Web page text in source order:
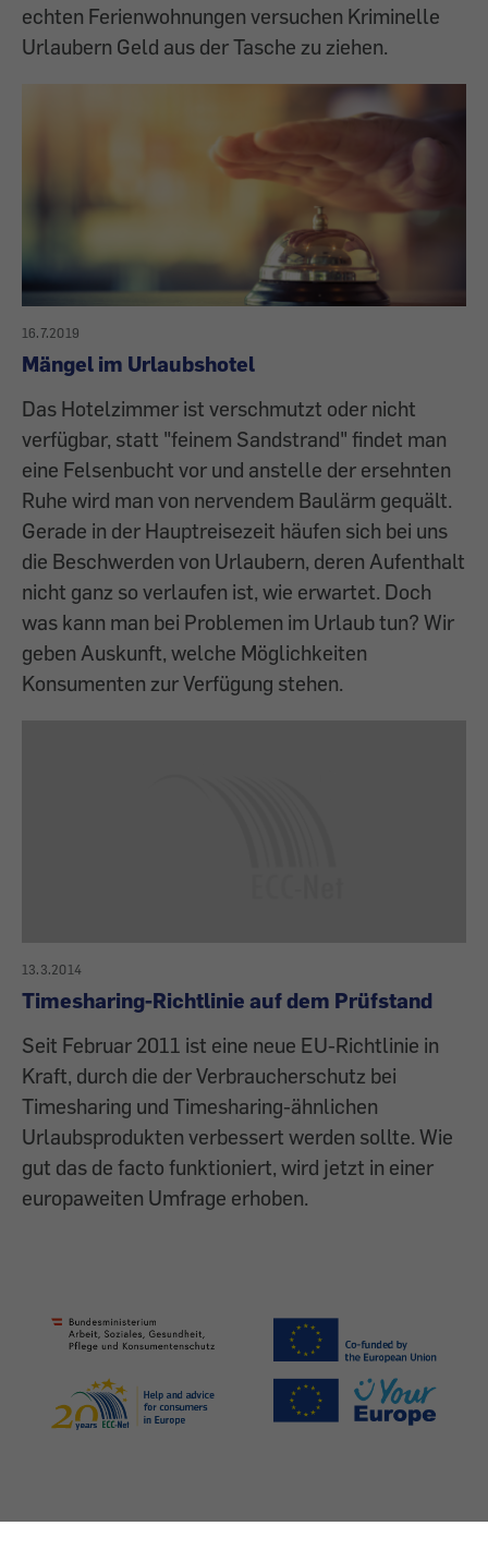
echten Ferienwohnungen versuchen Kriminelle
Urlaubern Geld aus der Tasche zu ziehen.
16.7.2019
Mängel im Urlaubshotel
Das Hotelzimmer ist verschmutzt oder nicht
verfügbar, statt "feinem Sandstrand" findet man
eine Felsenbucht vor und anstelle der ersehnten
Ruhe wird man von nervendem Baulärm gequält.
Gerade in der Hauptreisezeit häufen sich bei uns
die Beschwerden von Urlaubern, deren Aufenthalt
nicht ganz so verlaufen ist, wie erwartet. Doch
was kann man bei Problemen im Urlaub tun? Wir
geben Auskunft, welche Möglichkeiten
Konsumenten zur Verfügung stehen.
13.3.2014
Timesharing-Richtlinie auf dem Prüfstand
Seit Februar 2011 ist eine neue EU-Richtlinie in
Kraft, durch die der Verbraucherschutz bei
Timesharing und Timesharing-ähnlichen
Urlaubsprodukten verbessert werden sollte. Wie
gut das de facto funktioniert, wird jetzt in einer
europaweiten Umfrage erhoben.